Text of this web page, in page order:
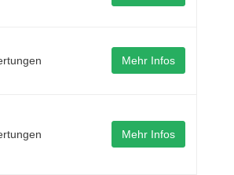
Mehr Infos
Mehr Infos